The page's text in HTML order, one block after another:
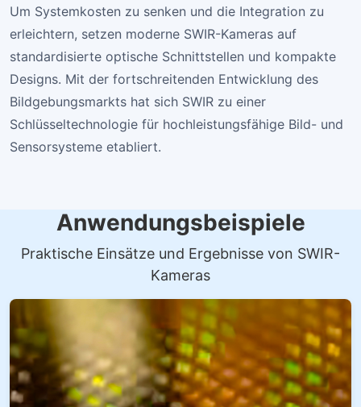
Um Systemkosten zu senken und die Integration zu
erleichtern, setzen moderne SWIR-Kameras auf
standardisierte optische Schnittstellen und kompakte
Designs. Mit der fortschreitenden Entwicklung des
Bildgebungsmarkts hat sich SWIR zu einer
Schlüsseltechnologie für hochleistungsfähige Bild- und
Sensorsysteme etabliert.
Anwendungsbeispiele
Praktische Einsätze und Ergebnisse von SWIR-
Kameras